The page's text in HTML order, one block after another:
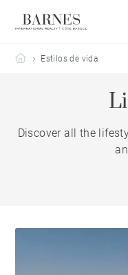
Barnes Côte Basque
Estilos de vida
Discover all the